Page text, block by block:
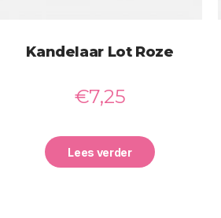
Kandelaar Lot Roze
€7,25
Lees verder